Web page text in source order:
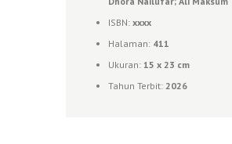
ISBN: xxxx
Halaman: 411
Ukuran: 15 x 23 cm
Tahun Terbit: 2026